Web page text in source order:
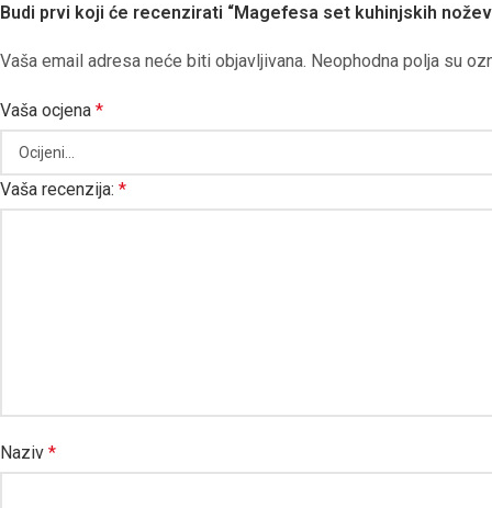
Budi prvi koji će recenzirati “Magefesa set kuhinjskih
Vaša email adresa neće biti objavljivana. Neophodna polja su
Vaša ocjena *
Vaša recenzija: *
Naziv *